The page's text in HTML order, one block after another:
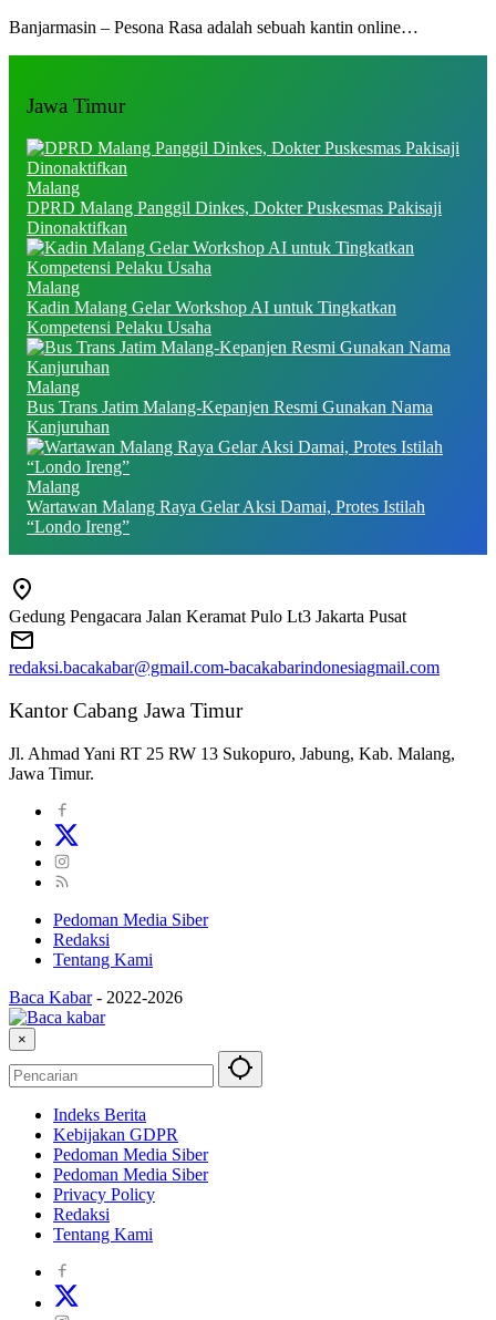
Banjarmasin – Pesona Rasa adalah sebuah kantin online…
Jawa Timur
Malang
DPRD Malang Panggil Dinkes, Dokter Puskesmas Pakisaji
Dinonaktifkan
Malang
Kadin Malang Gelar Workshop AI untuk Tingkatkan
Kompetensi Pelaku Usaha
Malang
Bus Trans Jatim Malang-Kepanjen Resmi Gunakan Nama
Kanjuruhan
Malang
Wartawan Malang Raya Gelar Aksi Damai, Protes Istilah
“Londo Ireng”
Gedung Pengacara Jalan Keramat Pulo Lt3 Jakarta Pusat
redaksi.bacakabar@gmail.com-bacakabarindonesiagmail.com
Kantor Cabang Jawa Timur
Jl. Ahmad Yani RT 25 RW 13 Sukopuro, Jabung, Kab. Malang,
Jawa Timur.
Pedoman Media Siber
Redaksi
Tentang Kami
Baca Kabar - 2022-2026
×
Indeks Berita
Kebijakan GDPR
Pedoman Media Siber
Pedoman Media Siber
Privacy Policy
Redaksi
Tentang Kami